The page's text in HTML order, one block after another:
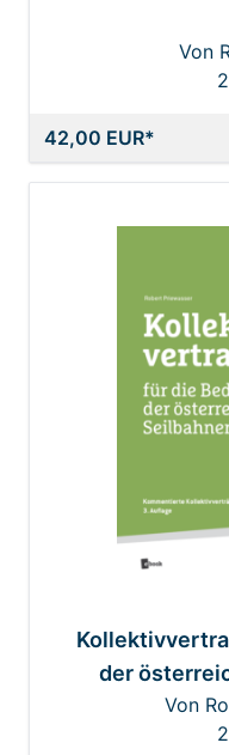
Von
42,00 EUR
der
Von